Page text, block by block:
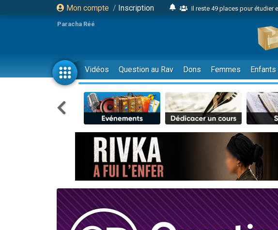
Mon compte / Inscription
Il reste 49 places pour étudier
2 personnes viennent de nous
6 personnes viennent de nous
4 personnes viennent de faire
2 personnes viennent de faire
17 personnes viennent de
4 personnes viennent de nous
Il reste 49 places pour étudier
Eva vient de donner son Maasser
4 personnes viennent de nous
3 personnes viennent de nous
Odaya vient de donner son
3 personnes viennent de faire
2 personnes viennent de nous
13 personnes viennent de
Paracha Réé
Vidéos Question au Rav Dons Femmes Enfants